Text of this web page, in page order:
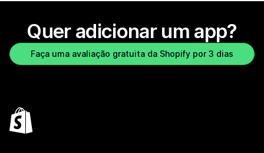
Quer adicionar um app?
Faça uma avaliação gratuita da Shopify por 3 dias